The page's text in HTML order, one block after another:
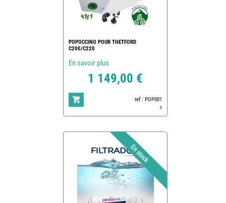
POPOCCINO POUR THETFORD
C200/C220
En savoir plus
1 149,00 €
ref : POP001
0